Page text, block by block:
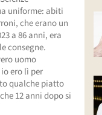
uniforme: abiti
che erano un
a 86 anni, era
consegne.
uomo
ero lì per
qualche piatto
12 anni dopo si